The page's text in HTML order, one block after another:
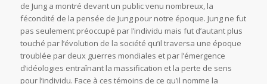
de Jung a montré devant un public venu nombreux, la
fécondité de la pensée de Jung pour notre époque. Jung ne fut
pas seulement préoccupé par l’individu mais fut d’autant plus
touché par l’évolution de la société qu’il traversa une époque
troublée par deux guerres mondiales et par l’émergence
d’idéologies entraînant la massification et la perte de sens
pour l’individu. Face à ces témoins de ce qu’il nomme la